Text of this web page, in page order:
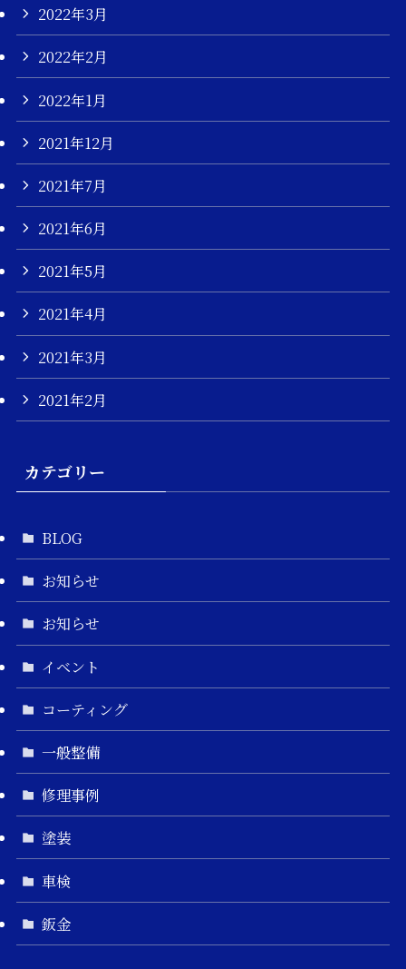
2022年3月
2022年2月
2022年1月
2021年12月
2021年7月
2021年6月
2021年5月
2021年4月
2021年3月
2021年2月
カテゴリー
BLOG
お知らせ
お知らせ
イベント
コーティング
一般整備
修理事例
塗装
車検
鈑金